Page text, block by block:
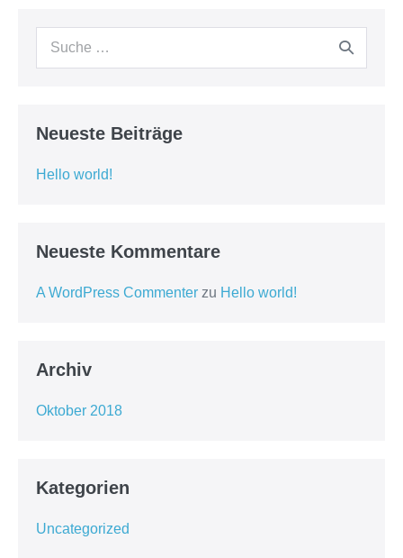
Neueste Beiträge
Hello world!
Neueste Kommentare
A WordPress Commenter zu Hello world!
Archiv
Oktober 2018
Kategorien
Uncategorized